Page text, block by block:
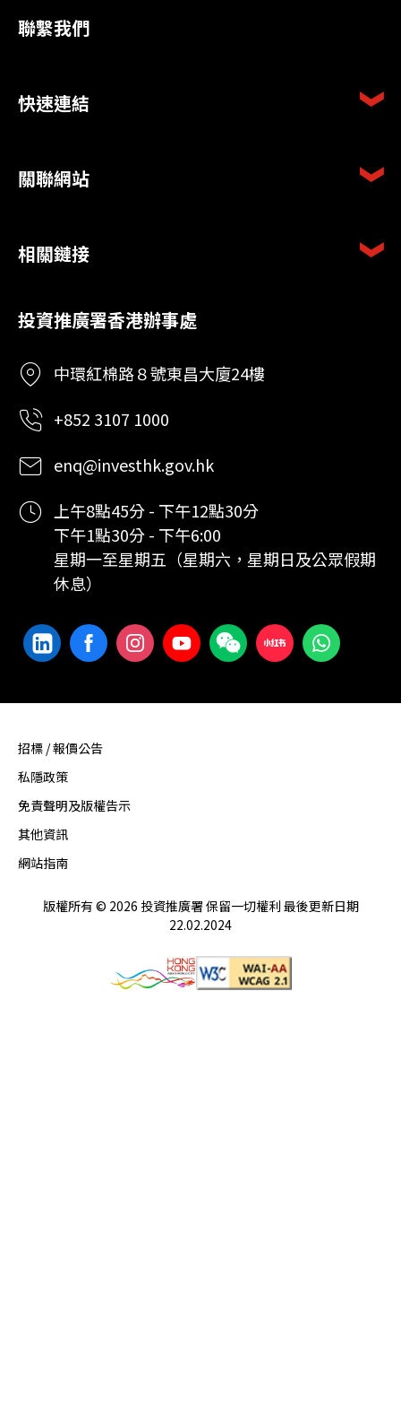
聯繫我們
快速連結
關聯網站
相關鏈接
投資推廣署香港辦事處
中環紅棉路８號東昌大廈24樓
+852 3107 1000
enq@investhk.gov.hk
上午8點45分 - 下午12點30分
下午1點30分 - 下午6:00
星期一至星期五（星期六，星期日及公眾假期
休息）
招標 / 報價公告
私隱政策
免責聲明及版權告示
其他資訊
網站指南
版權所有 © 2026 投資推廣署 保留一切權利 最後更新日期
22.02.2024